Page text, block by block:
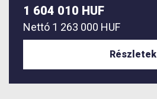
1 604 010 HUF
Nettó 1 263 000 HUF
Részletek